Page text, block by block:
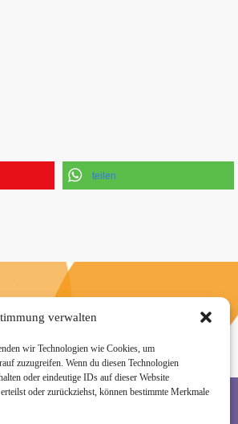
verwalten
wir Technologien wie Cookies, um
zuzugreifen. Wenn du diesen Technologien
oder eindeutige IDs auf dieser Website
oder zurückziehst, können bestimmte Merkmale
teilen